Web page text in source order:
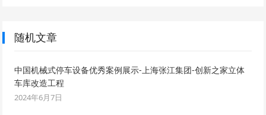
随机文章
中国机械式停车设备优秀案例展示-上海张江集团-创新之家立体
车库改造工程
2024年6月7日